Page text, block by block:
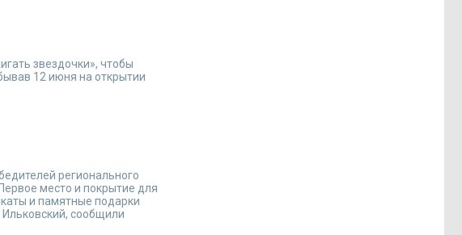
звездочки», чтобы
12 июня на открытии
регионального
место и покрытие для
и памятные подарки
сообщили